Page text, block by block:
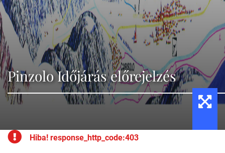
Pinzolo Időjárás előrejelzés
Hiba! response_http_code:403